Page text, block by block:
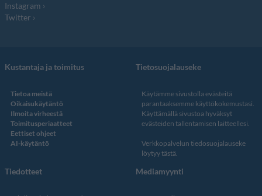
Instagram
Twitter
Kustantaja ja toimitus
Tietoa meistä
Oikaisukäytäntö
Ilmoita virheestä
Toimitusperiaatteet
Eettiset ohjeet
AI-käytäntö
Tietosuojalauseke
Käytämme sivustolla evästeitä
parantaaksemme käyttökokemustasi.
Käyttämällä sivustoa hyväksyt
evästeiden tallentamisen laitteellesi.
Verkkopalvelun tiedosuojalauseke
löytyy tästä.
Tiedotteet Mediamyynti